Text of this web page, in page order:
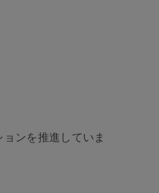
ンを推進していま